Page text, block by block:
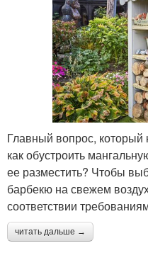
Главный вопрос, который
как обустроить
ее разместить? Чтобы
барбекю на свежем
соответствии
читать дальше →